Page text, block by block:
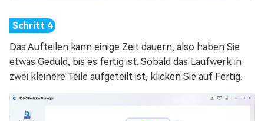
Das Aufteilen kann einige Zeit dauern, also haben Sie
etwas Geduld, bis es fertig ist. Sobald das Laufwerk in
zwei kleinere Teile aufgeteilt ist, klicken Sie auf Fertig.